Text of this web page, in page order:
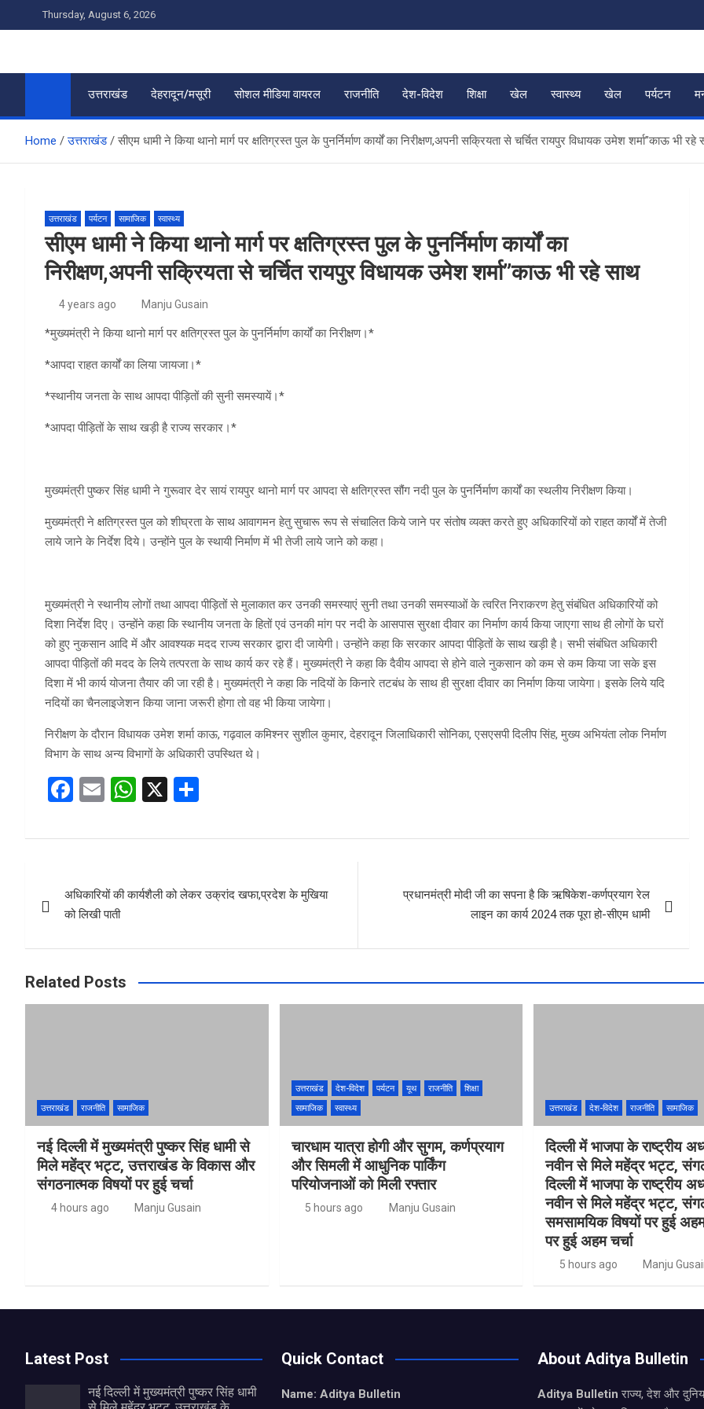
to
Thursday, August 6, 2026
उत्तराखंड देहरादून/मसूरी सोशल मीडिया वायरल राजनीति देश-विदेश शिक्षा खेल स्वास्थ्य खेल पर्यटन
Home उत्तराखंड सीएम धामी ने किया थानो मार्ग पर क्षतिग्रस्त पुल के पुनर्निर्माण कार्यों का निरीक्षण,अपनी सक्रियता से चर्चित रायपुर विधायक उमेश शर्मा”काऊ भी रहे
उत्तराखंड पर्यटन सामाजिक स्वास्थ्य
सीएम धामी ने किया थानो मार्ग पर क्षतिग्रस्त पुल के पुनर्निर्माण कार्यों का
निरीक्षण,अपनी सक्रियता से चर्चित रायपुर विधायक उमेश शर्मा”काऊ भी रहे साथ
4 years ago Manju Gusain
*मुख्यमंत्री ने किया थानो मार्ग पर क्षतिग्रस्त पुल के पुनर्निर्माण कार्यों का निरीक्षण।*
*आपदा राहत कार्यों का लिया जायजा।*
*स्थानीय जनता के साथ आपदा पीड़ितों की सुनी समस्यायें।*
*आपदा पीड़ितों के साथ खड़ी है राज्य सरकार।*
मुख्यमंत्री पुष्कर सिंह धामी ने गुरूवार देर सायं रायपुर थानो मार्ग पर आपदा से क्षतिग्रस्त सौंग नदी पुल के पुनर्निर्माण कार्यों का स्थलीय निरीक्षण किया।
मुख्यमंत्री ने क्षतिग्रस्त पुल को शीघ्रता के साथ आवागमन हेतु सुचारू रूप से संचालित किये जाने पर संतोष व्यक्त करते हुए अधिकारियों को राहत कार्यों में तेजी
लाये जाने के निर्देश दिये। उन्होंने पुल के स्थायी निर्माण में भी तेजी लाये जाने को कहा।
मुख्यमंत्री ने स्थानीय लोगों तथा आपदा पीड़ितों से मुलाकात कर उनकी समस्याएं सुनी तथा उनकी समस्याओं के त्वरित निराकरण हेतु संबंधित अधिकारियों को
दिशा निर्देश दिए। उन्होंने कहा कि स्थानीय जनता के हितों एवं उनकी मांग पर नदी के आसपास सुरक्षा दीवार का निर्माण कार्य किया जाएगा साथ ही लोगों के घरों
को हुए नुकसान आदि में और आवश्यक मदद राज्य सरकार द्वारा दी जायेगी। उन्होंने कहा कि सरकार आपदा पीड़ितों के साथ खड़ी है। सभी संबंधित अधिकारी
आपदा पीड़ितों की मदद के लिये तत्परता के साथ कार्य कर रहे हैं। मुख्यमंत्री ने कहा कि दैवीय आपदा से होने वाले नुकसान को कम से कम किया जा सके इस
दिशा में भी कार्य योजना तैयार की जा रही है। मुख्यमंत्री ने कहा कि नदियों के किनारे तटबंध के साथ ही सुरक्षा दीवार का निर्माण किया जायेगा। इसके लिये यदि
नदियों का चैनलाइजेशन किया जाना जरूरी होगा तो वह भी किया जायेगा।
निरीक्षण के दौरान विधायक उमेश शर्मा काऊ, गढ़वाल कमिश्नर सुशील कुमार, देहरादून जिलाधिकारी सोनिका, एसएसपी दिलीप सिंह, मुख्य अभियंता लोक निर्माण
विभाग के साथ अन्य विभागों के अधिकारी उपस्थित थे।
F
ce
o
o
k
E
ail
W
at
A
p
X
ar
navigation
अधिकारियों की कार्यशैली को लेकर उक्रांद खफा,प्रदेश के मुखिया
को लिखी पाती
प्रधानमंत्री मोदी जी का सपना है कि ऋषिकेश-कर्णप्रयाग रेल
लाइन का कार्य 2024 तक पूरा हो-सीएम धामी
Related Posts
उत्तराखंड राजनीति सामाजिक
नई दिल्ली में मुख्यमंत्री पुष्कर सिंह धामी से
मिले महेंद्र भट्ट, उत्तराखंड के विकास और
संगठनात्मक विषयों पर हुई चर्चा
4 hours ago Manju Gusain
उत्तराखंड देश-विदेश पर्यटन यूथ राजनीति
शिक्षा
सामाजिक
स्वास्थ्य
चारधाम यात्रा होगी और सुगम, कर्णप्रयाग
और सिमली में आधुनिक पार्किंग
परियोजनाओं को मिली रफ्तार
5 hours ago Manju Gusain
उत्तराखंड देश-विदेश राजनीति सामाजिक
दिल्ली में भाजपा के राष्ट्रीय
नवीन से मिले महेंद्र भट्ट,
दिल्ली में भाजपा के राष्ट्रीय
नवीन से मिले महेंद्र भट्ट,
समसामयिक विषयों पर हुई अहम
पर हुई अहम चर्चा
5 hours ago Manju
Latest Post
नई दिल्ली में मुख्यमंत्री पुष्कर सिंह धामी
Quick Contact
Name: Aditya Bulletin
About Aditya Bulletin
Aditya Bulletinराज्य, देश और